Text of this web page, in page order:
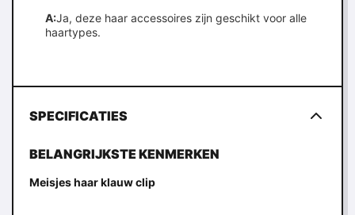
A:Ja, deze haar accessoires zijn geschikt voor alle
haartypes.
SPECIFICATIES
BELANGRIJKSTE KENMERKEN
Meisjes haar klauw clip